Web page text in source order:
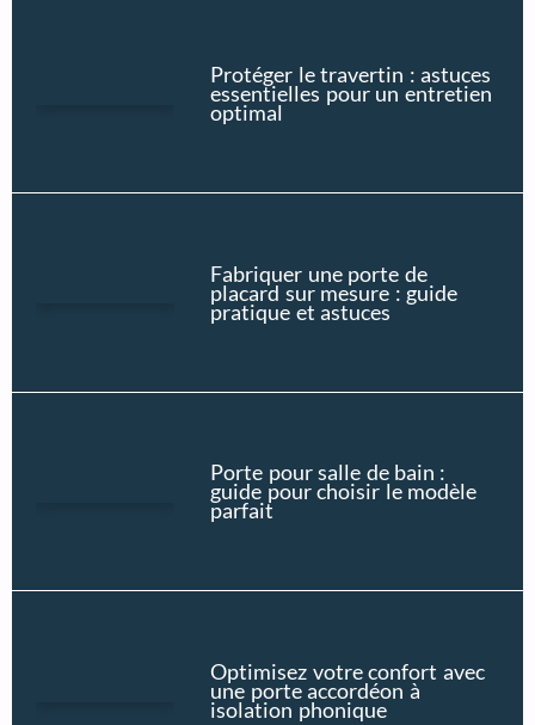
Protéger le travertin : astuces
essentielles pour un entretien
optimal
Fabriquer une porte de
placard sur mesure : guide
pratique et astuces
Porte pour salle de bain :
guide pour choisir le modèle
parfait
Optimisez votre confort avec
une porte accordéon à
isolation phonique